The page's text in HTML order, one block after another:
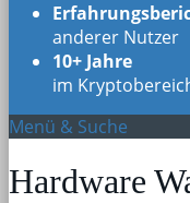
anderer Nutzer
10+ Jahre
im
Menü & Suche
Hardware